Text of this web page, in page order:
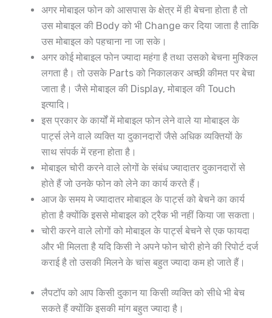
अगर मोबाइल फोन को आसपास के क्षेत्र में ही बेचना होता है तो
उस मोबाइल की Body को भी Change कर दिया जाता है ताकि
उस मोबाइल को पहचाना ना जा सके।
अगर कोई मोबाइल फोन ज्यादा महंगा है तथा उसको बेचना मुश्किल
लगता है। तो उसके Parts को निकालकर अच्छी कीमत पर बेचा
जाता है। जैसे मोबाइल की Display, मोबाइल की Touch
इत्यादि।
इस प्रकार के कार्यों में मोबाइल फोन लेने वाले या मोबाइल के
पार्ट्स लेने वाले व्यक्ति या दुकानदारों जैसे अधिक व्यक्तियों के
साथ संपर्क में रहना होता है।
मोबाइल चोरी करने वाले लोगों के संबंध ज्यादातर दुकानदारों से
होते हैं जो उनके फोन को लेने का कार्य करते हैं।
आज के समय मे ज्यादातर मोबाइल के पार्ट्स को बेचने का कार्य
होता है क्योंकि इससे मोबाइल को ट्रैक भी नहीं किया जा सकता।
चोरी करने वाले लोगों को मोबाइल के पार्ट्स बेचने से एक फायदा
और भी मिलता है यदि किसी ने अपने फोन चोरी होने की रिपोर्ट दर्ज
कराई है तो उसकी मिलने के चांस बहुत ज्यादा कम हो जाते हैं।
लैपटॉप को आप किसी दुकान या किसी व्यक्ति को सीधे भी बेच
सकते हैं क्योंकि इसकी मांग बहुत ज्यादा है।